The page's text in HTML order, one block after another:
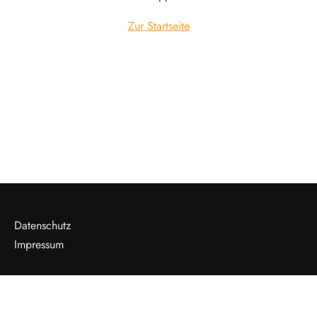
Zur Startseite
Datenschutz
Impressum